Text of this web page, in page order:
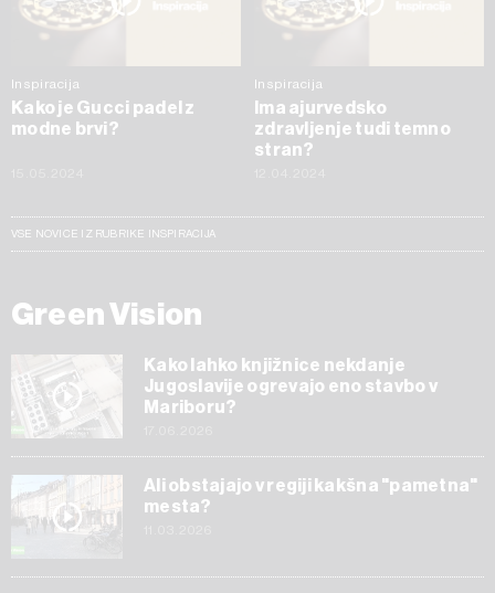
Inspiracija
Kako je Gucci padel z
modne brvi?
Inspiracija
Ima ajurvedsko
zdravljenje tudi temno
stran?
VSE NOVICE IZ RUBRIKE INSPIRACIJA
Green Vision
Kako lahko knjižnice nekdanje
Jugoslavije ogrevajo eno stavbo v
Mariboru?
Ali obstajajo v regiji kakšna "pametna"
mesta?